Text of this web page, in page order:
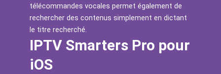
télécommandes vocales permet également de
rechercher des contenus simplement en dictant
le titre recherché.
IPTV Smarters Pro pour
iOS